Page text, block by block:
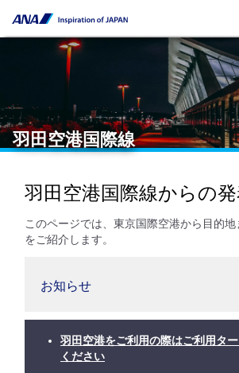
羽田空港国際線
羽田空港国際線からの
このページでは、東京国際空港から目的
をご紹介します。
お知らせ
羽田空港をご利用の際はご利用タ
ください